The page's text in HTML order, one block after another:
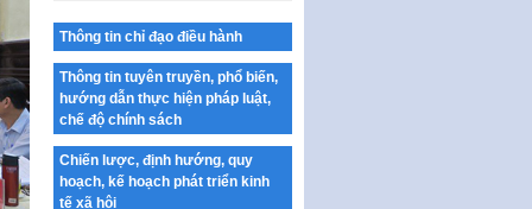
Công bố công khai dự toán kinh
phí xây dựng pháp luật, hoàn
thiện thể chế, chính…
Quy định về nghiên cứu, ứng
dụng khoa học, công nghệ, đổi
mới sáng tạo và chuyển…
Quy định chi tiết và hướng dẫn
Thông tin chỉ đạo điều hành
Thông tin tuyên truyền, phổ biến,
hướng dẫn thực hiện pháp luật,
chế độ chính sách
Chiến lược, định hướng, quy
hoạch, kế hoạch phát triển kinh
tế xã hội